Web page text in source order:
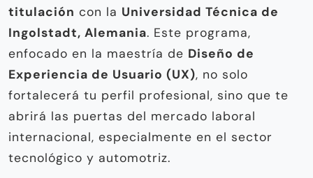
titulación con la Universidad Técnica de
Ingolstadt, Alemania. Este programa,
enfocado en la maestría de Diseño de
Experiencia de Usuario (UX), no solo
fortalecerá tu perfil profesional, sino que te
abrirá las puertas del mercado laboral
internacional, especialmente en el sector
tecnológico y automotriz.